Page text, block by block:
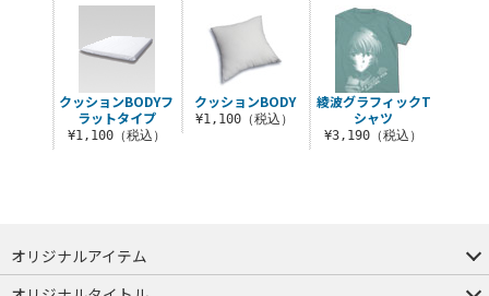
クッションBODY
¥1,100（税込）
綾波グラフィックT
シャツ
¥3,190（税込）
クッションBODYフ
ラットタイプ
¥1,100（税込）
オリジナルアイテム
つままれ
つかまれ
ピョコッテ